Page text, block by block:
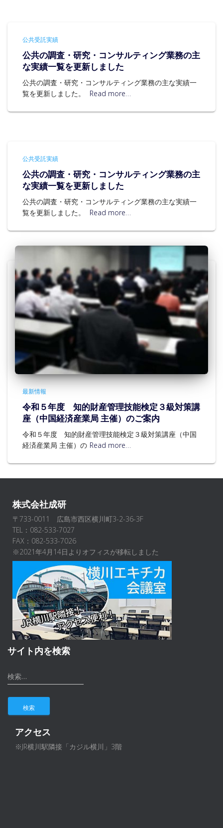
公共受託実績
公共の調査・研究・コンサルティング業務の主
な実績一覧を更新しました
公共の調査・研究・コンサルティング業務の主な実績一
覧を更新しました。
Read more…
公共受託実績
公共の調査・研究・コンサルティング業務の主
な実績一覧を更新しました
公共の調査・研究・コンサルティング業務の主な実績一
覧を更新しました。
Read more…
最新情報
令和５年度 知的財産管理技能検定３級対策講
座（中国経済産業局 主催）のご案内
令和５年度 知的財産管理技能検定３級対策講座（中国
経済産業局 主催）の Read more…
株式会社成研
〒733-0011 広島市西区横川町3-2-36-3F
TEL：082-533-7027
FAX：082-533-7026
※2021年4月14日よりオフィスが移転しました
サイト内を検索
検
索
検索…
アクセス
※JR横川駅隣接「カジル横川」3階